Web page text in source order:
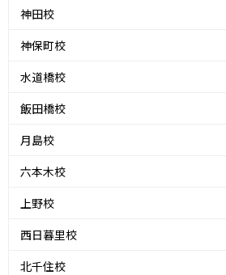
神田校
神保町校
水道橋校
飯田橋校
月島校
六本木校
上野校
西日暮里校
北千住校